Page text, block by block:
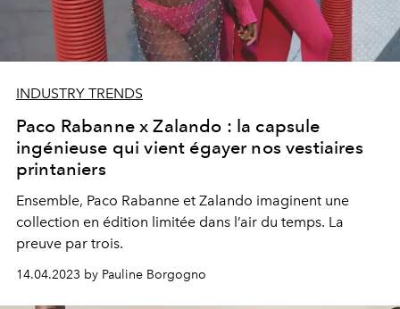
INDUSTRY TRENDS
Paco Rabanne x Zalando : la capsule
ingénieuse qui vient égayer nos vestiaires
printaniers
Ensemble, Paco Rabanne et Zalando imaginent une
collection en édition limitée dans l’air du temps. La
preuve par trois.
14.04.2023 by Pauline Borgogno